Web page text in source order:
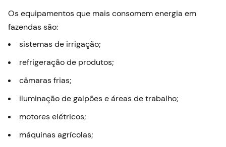
Os equipamentos que mais consomem energia em
fazendas são:
sistemas de irrigação;
refrigeração de produtos;
câmaras frias;
iluminação de galpões e áreas de trabalho;
motores elétricos;
máquinas agrícolas;